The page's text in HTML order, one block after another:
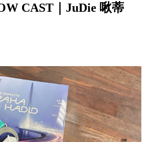
CAST｜JuDie 啾蒂